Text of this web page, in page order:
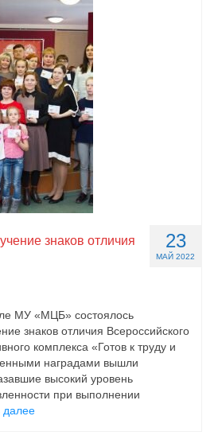
23
МАЙ 2022
знаков отличия
МУ «МЦБ» состоялось
знаков отличия Всероссийского
комплекса «Готов к труду и
наградами вышли
высокий уровень
при выполнении
далее